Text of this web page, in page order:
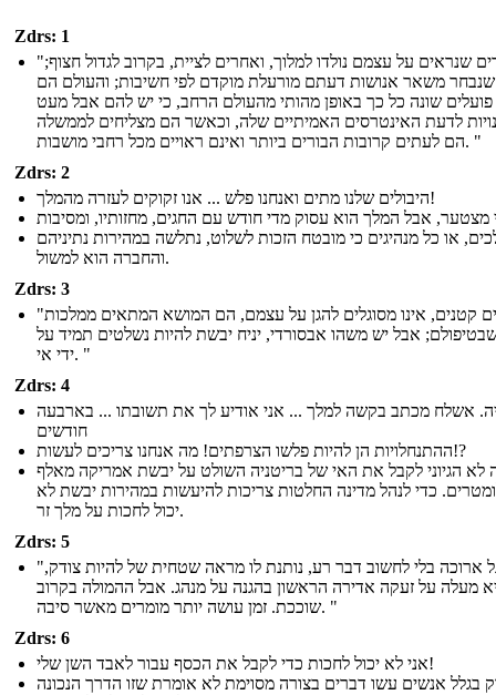
Zdrs: 1
"גברים שנראים על עצמם נולדו למלוך, ואחרים לציית, בקרוב לגדול חצוף;
שנבחר משאר אנושות דעתם מורעלת מוקדם לפי חשיבות; והעולם הם
פועלים שונה כל כך באופן מהותי מהעולם הרחב, כי יש להם אבל מעט
לדעת האינטרסים האמיתיים שלה, וכאשר הם מצליחים לממשלה
הם לעתים קרובות הבורים ביותר ואינם ראויים מכל רחבי מושבות. "
Zdrs: 2
היבולים שלנו מתים ואנחנו פלש ​​... אנו זקוקים לעזרה מהמלך!
או כל מנהיגים כי מובטח הזכות לשלוט, נתלשה במהירות נתיניהם
והחברה הוא למשול.
Zdrs: 3
"איים קטנים, אינו מסוגלים להגן על עצמם, הם המושא המתאים ממלכות
אבל יש משהו אבסורדי, יניח יבשת להיות נשלטים תמיד על
ידי אי. "
Zdrs: 4
אשלח מכתב בקשה למלך ... אני אודיע לך את תשובתו ... בארבעה
חודשים
ההתנחלויות הן להיות פלשו הצרפתים! מה אנחנו צריכים לעשות!?
לא הגיוני לקבל את האי של בריטניה השולט על יבשת אמריקה מאלף
כדי לנהל מדינה החלטות צריכות להיעשות במהירות יבשת לא
יכול לחכות על מלך זר.
Zdrs: 5
"רגל ארוכה בלי לחשוב דבר רע, נותנת לו מראה שטחית של להיות צודק,
מעלה על זעקה אדירה הראשון בהגנה על מנהג. אבל ההמולה בקרוב
שוככת. זמן עושה יותר מומרים מאשר סיבה. "
Zdrs: 6
אני לא יכול לחכות כדי לקבל את הכסף עבור לאבד השן שלי!
בגלל אנשים עשו דברים בצורה מסוימת לא אומרת שזו הדרך הנכונה